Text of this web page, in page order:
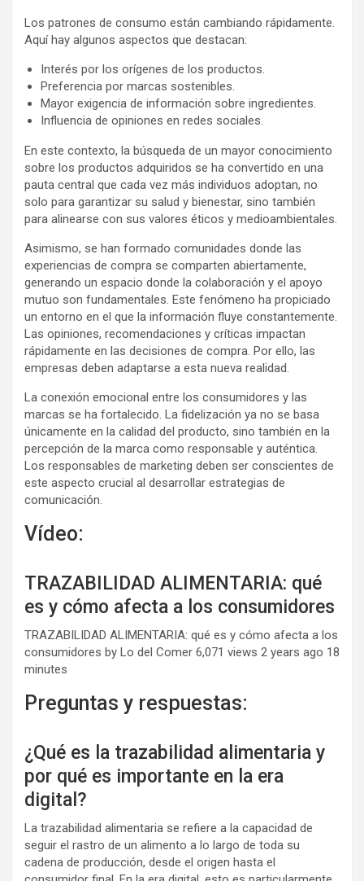
Los patrones de consumo están cambiando rápidamente.
Aquí hay algunos aspectos que destacan:
Interés por los orígenes de los productos.
Preferencia por marcas sostenibles.
Mayor exigencia de información sobre ingredientes.
Influencia de opiniones en redes sociales.
En este contexto, la búsqueda de un mayor conocimiento
sobre los productos adquiridos se ha convertido en una
pauta central que cada vez más individuos adoptan, no
solo para garantizar su salud y bienestar, sino también
para alinearse con sus valores éticos y medioambientales.
Asimismo, se han formado comunidades donde las
experiencias de compra se comparten abiertamente,
generando un espacio donde la colaboración y el apoyo
mutuo son fundamentales. Este fenómeno ha propiciado
un entorno en el que la información fluye constantemente.
Las opiniones, recomendaciones y críticas impactan
rápidamente en las decisiones de compra. Por ello, las
empresas deben adaptarse a esta nueva realidad.
La conexión emocional entre los consumidores y las
marcas se ha fortalecido. La fidelización ya no se basa
únicamente en la calidad del producto, sino también en la
percepción de la marca como responsable y auténtica.
Los responsables de marketing deben ser conscientes de
este aspecto crucial al desarrollar estrategias de
comunicación.
Vídeo:
TRAZABILIDAD ALIMENTARIA: qué
es y cómo afecta a los consumidores
TRAZABILIDAD ALIMENTARIA: qué es y cómo afecta a los
consumidores by Lo del Comer 6,071 views 2 years ago 18
minutes
Preguntas y respuestas:
¿Qué es la trazabilidad alimentaria y
por qué es importante en la era
digital?
La trazabilidad alimentaria se refiere a la capacidad de
seguir el rastro de un alimento a lo largo de toda su
cadena de producción, desde el origen hasta el